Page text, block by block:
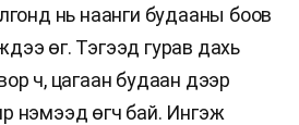
нь наанги будааны боов
өг. Тэгээд гурав дахь
ч, цагаан будаан дээр
нэмээд өгч бай. Ингэж